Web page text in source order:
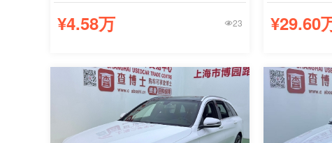
¥4.58万 23 ¥29.60